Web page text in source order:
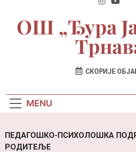
ОШ „Ђура
| Званични Сајт Школе
СКОРИЈЕ
MENU
ПЕДАГОШКО-ПСИХОЛОШКА
РОДИТЕЉЕ